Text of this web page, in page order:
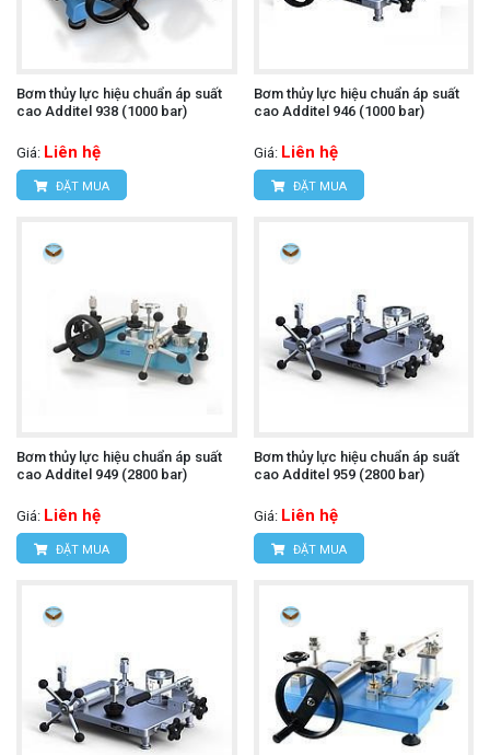
Bơm thủy lực hiệu chuẩn áp suất
cao Additel 938 (1000 bar)
Giá: Liên hệ
ĐẶT MUA
Bơm thủy lực hiệu chuẩn áp suất
cao Additel 946 (1000 bar)
Giá: Liên hệ
ĐẶT MUA
Bơm thủy lực hiệu chuẩn áp suất
cao Additel 949 (2800 bar)
Giá: Liên hệ
ĐẶT MUA
Bơm thủy lực hiệu chuẩn áp suất
cao Additel 959 (2800 bar)
Giá: Liên hệ
ĐẶT MUA